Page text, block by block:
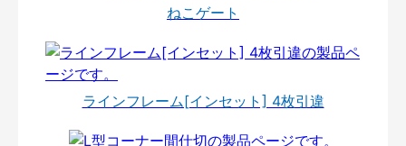
ねこゲート
ラインフレーム[インセット] 4枚引違